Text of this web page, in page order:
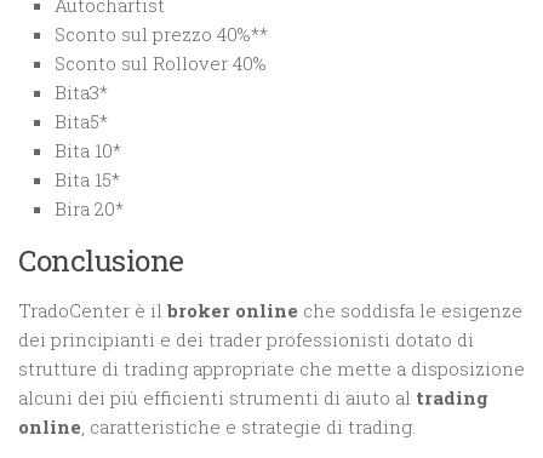
Autochartist
Sconto sul prezzo 40%**
Sconto sul Rollover 40%
Bita3*
Bita5*
Bita 10*
Bita 15*
Bira 20*
Conclusione
TradoCenter è il broker online che soddisfa le esigenze
dei principianti e dei trader professionisti dotato di
strutture di trading appropriate che mette a disposizione
alcuni dei più efficienti strumenti di aiuto al trading
online, caratteristiche e strategie di trading.